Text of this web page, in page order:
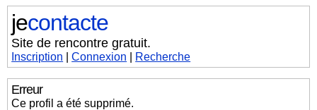
jecontacte
Site de rencontre gratuit.
Inscription |Connexion Recherche
Erreur
Ce profil a été supprimé.